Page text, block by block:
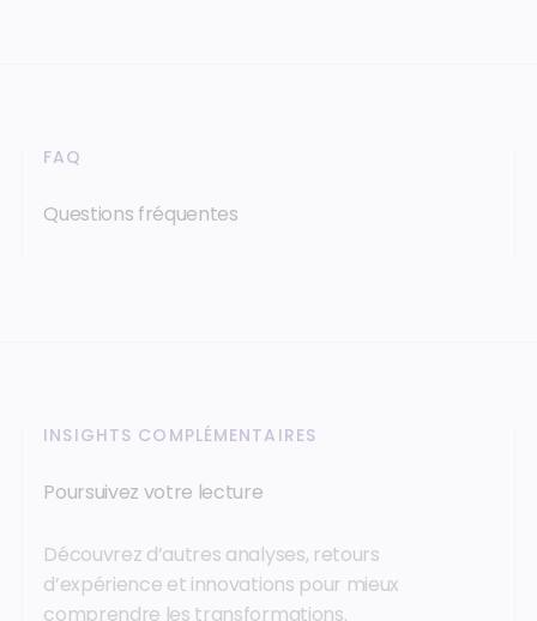
FAQ
Questions fréquentes
INSIGHTS COMPLÉMENTAIRES
Poursuivez votre lecture
Découvrez d’autres analyses, retours
d’expérience et innovations pour mieux
comprendre les transformations.